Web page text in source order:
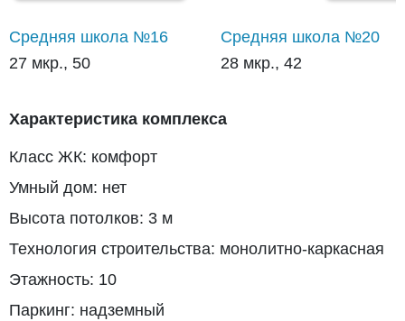
Средняя школа №16
27 мкр., 50
Средняя школа №20
28 мкр., 42
Характеристика комплекса
Класс ЖК: комфорт
Умный дом: нет
Высота потолков: 3 м
Технология строительства: монолитно-каркасная
Этажность: 10
Паркинг: надземный